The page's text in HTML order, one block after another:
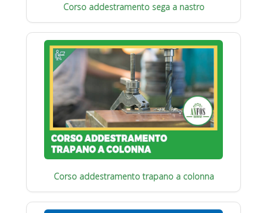
Corso addestramento sega a nastro
Corso addestramento trapano a colonna